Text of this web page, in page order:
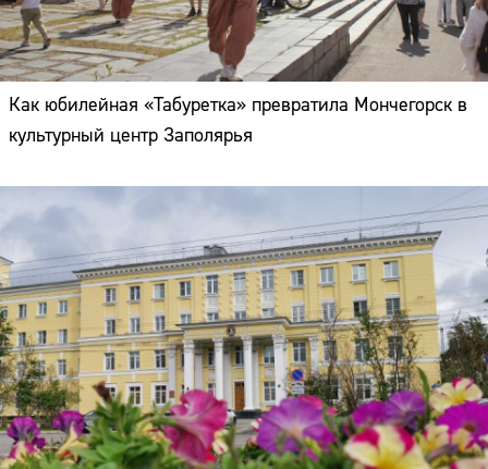
Как юбилейная «Табуретка» превратила Мончегорск в
культурный центр Заполярья